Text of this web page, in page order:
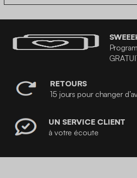
RETOURS
15 jours pour changer
UN SERVICE CLIENT
à votre écoute